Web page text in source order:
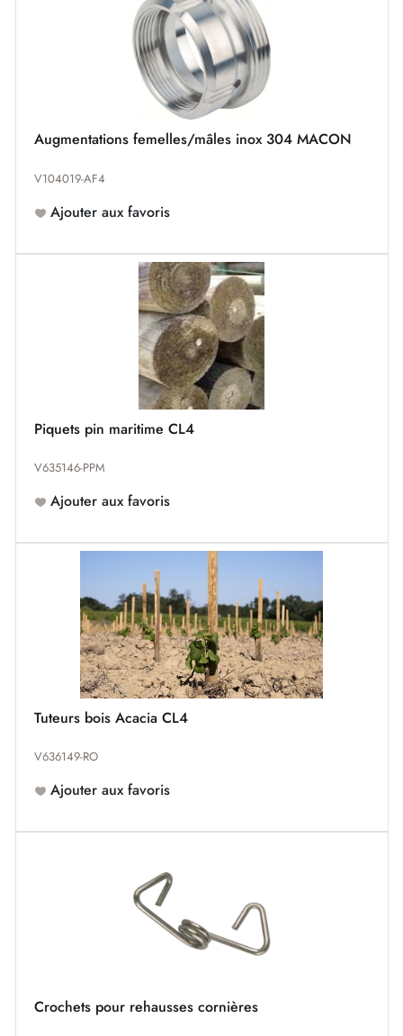
Augmentations femelles/mâles inox 304 MACON
V104019-AF4
Ajouter aux favoris
Piquets pin maritime CL4
V635146-PPM
Ajouter aux favoris
Tuteurs bois Acacia CL4
V636149-RO
Ajouter aux favoris
Crochets pour rehausses cornières